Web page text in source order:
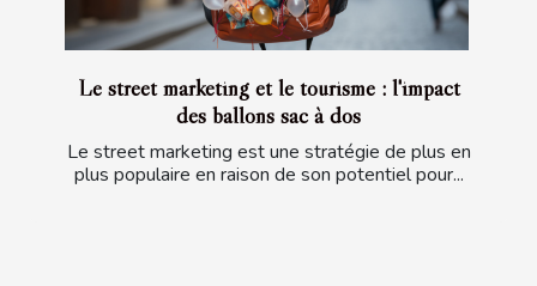
Le street marketing et le tourisme : l'impact
des ballons sac à dos
Le street marketing est une stratégie de plus en
plus populaire en raison de son potentiel pour...